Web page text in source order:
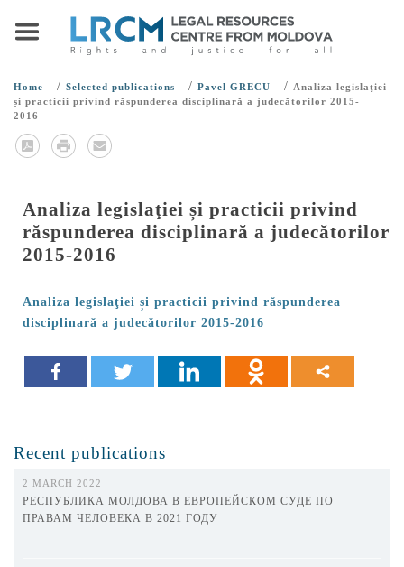
Home / Selected publications / Pavel GRECU / Analiza legislaţiei
și practicii privind răspunderea disciplinară a judecătorilor 2015-
2016
Analiza legislaţiei și practicii privind
răspunderea disciplinară a judecătorilor
2015-2016
Analiza legislaţiei și practicii privind răspunderea
disciplinară a judecătorilor 2015-2016
Recent publications
2 MARCH 2022
РЕСПУБЛИКА МОЛДОВА В ЕВРОПЕЙСКОМ СУДЕ ПО
ПРАВАМ ЧЕЛОВЕКА В 2021 ГОДУ